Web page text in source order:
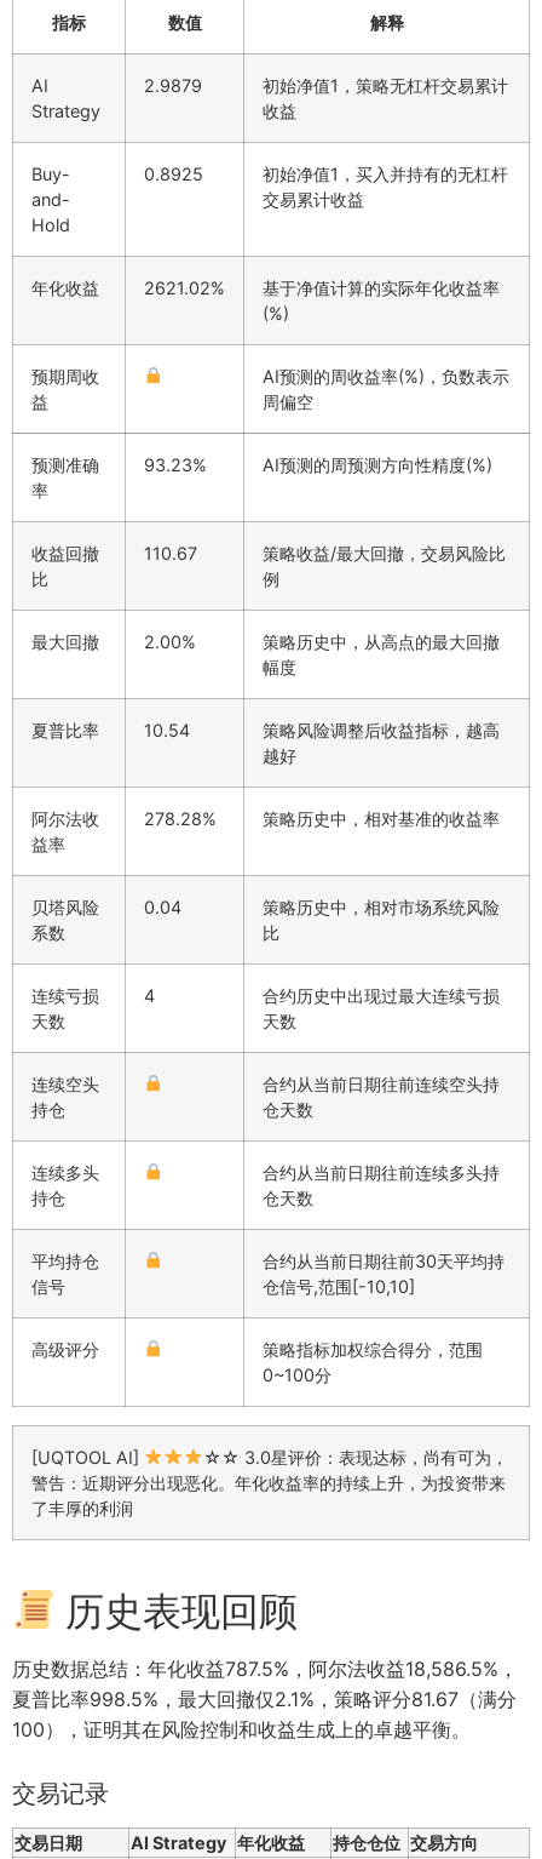
指标 数值 解释
AI
Strategy
2.9879
初始净值1，策略无杠杆交易累计
收益
Buy-
and-
Hold
0.8925
初始净值1，买入并持有的无杠杆
交易累计收益
年化收益 2621.02%
基于净值计算的实际年化收益率
(%)
预期周收
益
AI预测的周收益率(%)，负数表示
周偏空
预测准确
率
93.23% AI预测的周预测方向性精度(%)
收益回撤
比
110.67
策略收益/最大回撤，交易风险比
例
最大回撤 2.00%
策略历史中，从高点的最大回撤
幅度
夏普比率 10.54
策略风险调整后收益指标，越高
越好
阿尔法收
益率
278.28% 策略历史中，相对基准的收益率
贝塔风险
系数
0.04
策略历史中，相对市场系统风险
比
连续亏损
天数
4
合约历史中出现过最大连续亏损
天数
连续空头
持仓
合约从当前日期往前连续空头持
仓天数
连续多头
持仓
合约从当前日期往前连续多头持
仓天数
平均持仓
信号
合约从当前日期往前30天平均持
仓信号,范围[-10,10]
高级评分
策略指标加权综合得分，范围
0~100分
[UQTOOL AI]
☆☆ 3.0星评价：表现达标，尚有可为，
警告：近期评分出现恶化。年化收益率的持续上升，为投资带来
了丰厚的利润
历史表现回顾
历史数据总结：年化收益787.5%，阿尔法收益18,586.5%，
夏普比率998.5%，最大回撤仅2.1%，策略评分81.67（满分
100），证明其在风险控制和收益生成上的卓越平衡。
交易记录
交易日期 AI Strategy 年化收益 持仓仓位 交易方向